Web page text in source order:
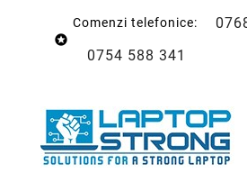

Comenzi telefonice:
0754 588 341